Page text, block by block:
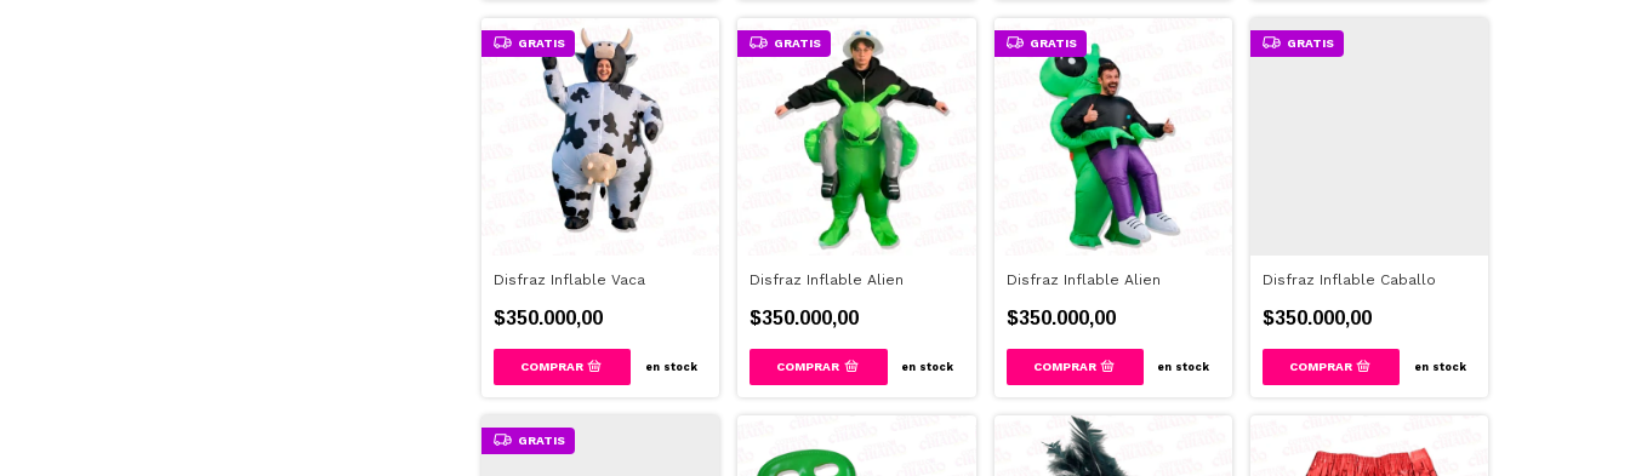
GRATIS
Disfraz Inflable Vaca
$350.000,00
en stock
GRATIS
Disfraz Inflable Alien
$350.000,00
en stock
GRATIS
Disfraz Inflable Alien
$350.000,00
en stock
GRATIS
Disfraz Inflable Caballo
$350.000,00
en stock
GRATIS